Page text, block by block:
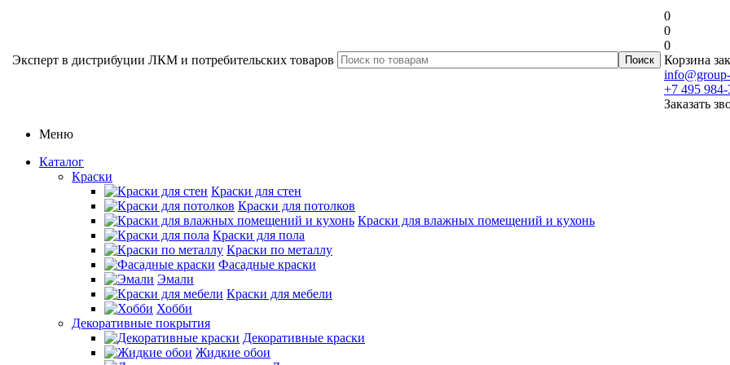
Эксперт в дистрибуции ЛКМ и потребительских товаров
0
0
0
Корзина
+7 495
Заказать
Меню
Каталог
Краски
Краски для стен
Краски для потолков
Краски для влажных помещений и кухонь
Краски для пола
Краски по металлу
Фасадные краски
Эмали
Краски для мебели
Хобби
Декоративные покрытия
Декоративные краски
Жидкие обои